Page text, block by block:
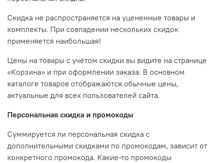
Скидка не распространяется на уцененные товары и
комплекты. При совпадении нескольких скидок
применяется наибольшая!
Цены на товары с учётом скидки вы видите на странице
«Корзина» и при оформлении заказа. В основном
каталоге товаров отображаются обычные цены,
актуальные для всех пользователей сайта.
Персональная скидка и промокоды
Суммируется ли персональная скидка с
дополнительными скидками по промокодам, зависит от
конкретного промокода. Какие-то промокоды